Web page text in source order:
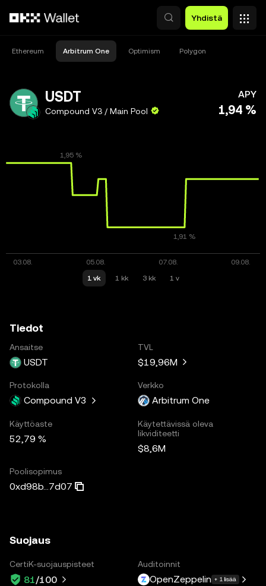
Yhdistä
Ethereum Arbitrum One Optimism Polygon
USDT
Compound V3 / Main Pool
APY
1,94 %
1 vk 1 kk 3 kk 1 v
Tiedot
Ansaitse
USDT
TVL
$19,96M
Protokolla
Compound V3
Verkko
Arbitrum One
Käyttöaste
52,79 %
Käytettävissä oleva
likviditeetti
$8,6M
Poolisopimus
0xd98b...7d07
Suojaus
CertiK-suojauspisteet
81/100
Auditoinnit
OpenZeppelin + 1 lisää